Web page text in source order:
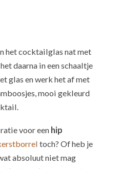
het cocktailglas nat met
daarna in een schaaltje
glas en werk het af met
mooi gekleurd
voor een hip
toch? Of heb je
absoluut niet mag